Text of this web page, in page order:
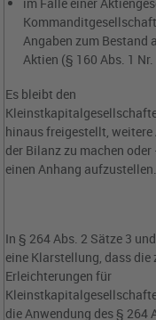
im Falle einer
Angaben zum Bestand
Aktien (§ 160 Abs. 1
Es bleibt den
hinaus freigestellt, weitere
der Bilanz zu machen
einen Anhang aufzustellen.
In § 264 Abs. 2 Sätze 3
eine Klarstellung, dass die
Erleichterungen für
die Anwendung des § 264